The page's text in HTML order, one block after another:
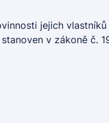
jejich
v zákoně č.